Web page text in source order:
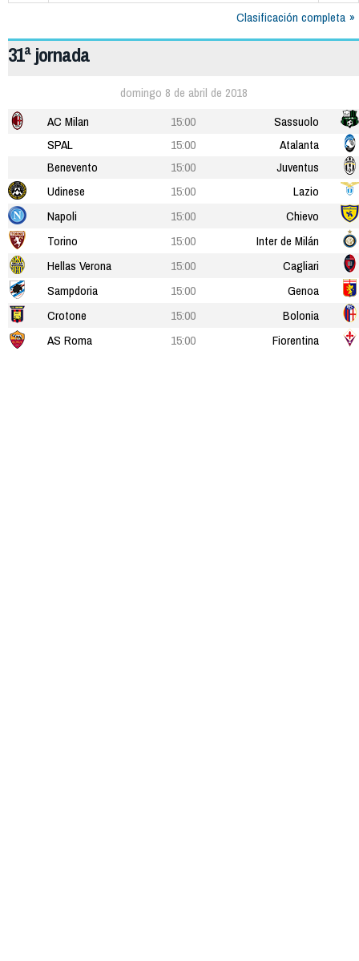
Clasificación completa
31ª jornada
domingo 8 de abril de 2018
AC Milan
15:00
Sassuolo
SPAL
15:00
Atalanta
Benevento
15:00
Juventus
Udinese
15:00
Lazio
Napoli
15:00
Chievo
Torino
15:00
Inter de Milán
Hellas Verona
15:00
Cagliari
Sampdoria
15:00
Genoa
Crotone
15:00
Bolonia
AS Roma
15:00 Fiorentina